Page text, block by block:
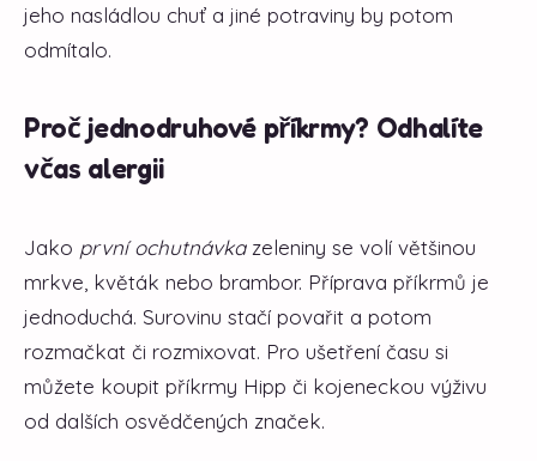
jeho nasládlou chuť a jiné potraviny by potom
odmítalo.
Proč jednodruhové příkrmy? Odhalíte
včas alergii
Jako první ochutnávkazeleniny se volí většinou
mrkve, květák nebo brambor. Příprava příkrmů je
jednoduchá. Surovinu stačí povařit a potom
rozmačkat či rozmixovat. Pro ušetření času si
můžete koupit příkrmy Hipp či kojeneckou výživu
od dalších osvědčených značek.